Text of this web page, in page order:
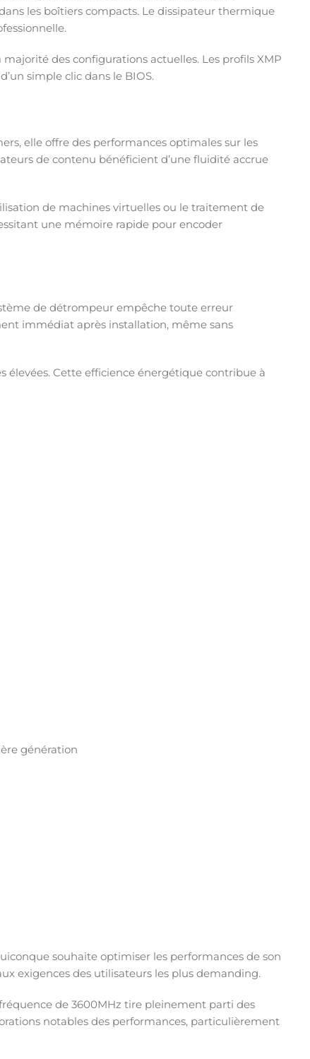
les boîtiers compacts. Le dissipateur thermique
des configurations actuelles. Les profils XMP
simple clic dans le BIOS.
elle offre des performances optimales sur les
de contenu bénéficient d’une fluidité accrue
de machines virtuelles ou le traitement de
une mémoire rapide pour encoder
de détrompeur empêche toute erreur
immédiat après installation, même sans
Cette efficience énergétique contribue à
génération
souhaite optimiser les performances de son
exigences des utilisateurs les plus demanding.
de 3600MHz tire pleinement parti des
notables des performances, particulièrement